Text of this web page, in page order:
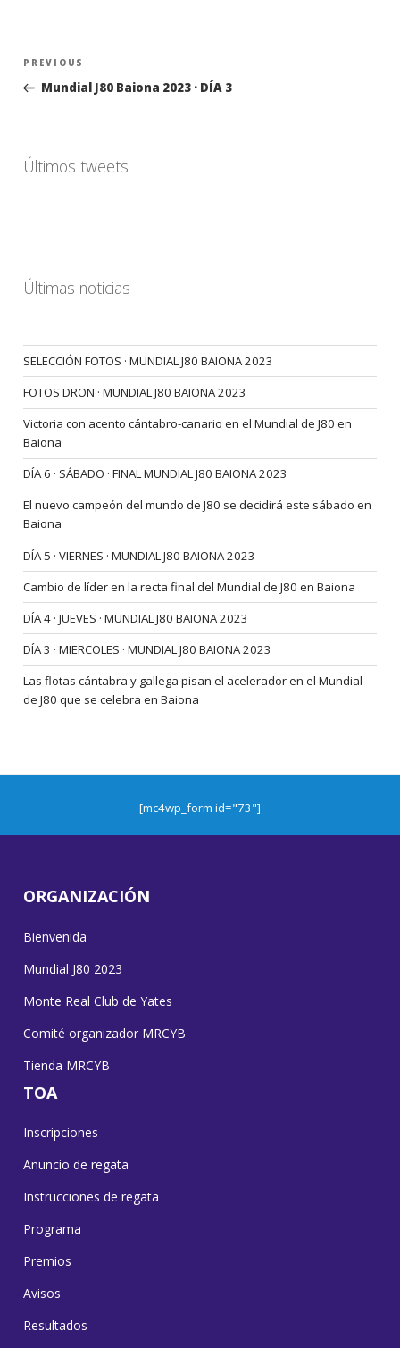
Navegación
entradas
Previous
Post
PREVIOUS
Mundial J80 Baiona 2023 · DÍA 3
Últimos tweets
Últimas noticias
SELECCIÓN FOTOS · MUNDIAL J80 BAIONA 2023
FOTOS DRON · MUNDIAL J80 BAIONA 2023
Victoria con acento cántabro-canario en el Mundial de J80 en
Baiona
DÍA 6 · SÁBADO · FINAL MUNDIAL J80 BAIONA 2023
El nuevo campeón del mundo de J80 se decidirá este sábado en
Baiona
DÍA 5 · VIERNES · MUNDIAL J80 BAIONA 2023
Cambio de líder en la recta final del Mundial de J80 en Baiona
DÍA 4 · JUEVES · MUNDIAL J80 BAIONA 2023
DÍA 3 · MIERCOLES · MUNDIAL J80 BAIONA 2023
Las flotas cántabra y gallega pisan el acelerador en el Mundial
de J80 que se celebra en Baiona
[mc4wp_form id="73"]
ORGANIZACIÓN
Bienvenida
Mundial J80 2023
Monte Real Club de Yates
Comité organizador MRCYB
Tienda MRCYB
TOA
Inscripciones
Anuncio de regata
Instrucciones de regata
Programa
Premios
Avisos
Resultados